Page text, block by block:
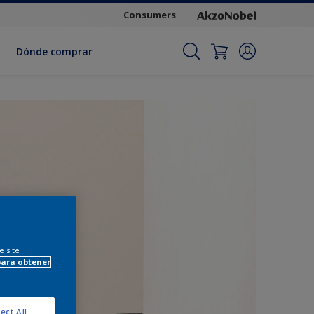
Consumers
Dónde comprar
site
obtener
All